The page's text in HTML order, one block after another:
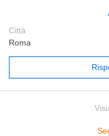
Città
Roma